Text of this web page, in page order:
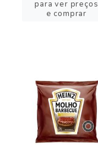
para ver preços
e comprar